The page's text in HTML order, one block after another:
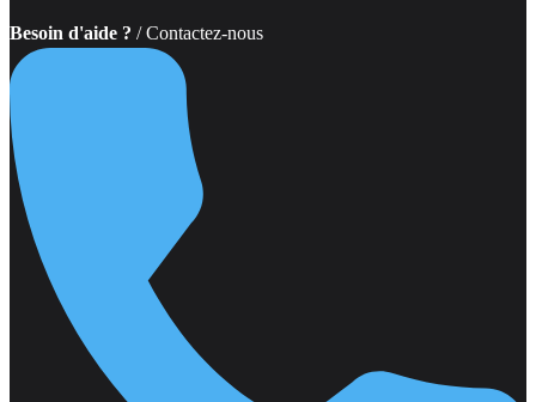
Besoin d'aide ? / Contactez-nous